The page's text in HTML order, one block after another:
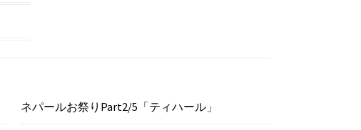
ネパールお祭りPart2/5「ティハール」